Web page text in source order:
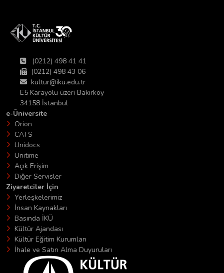
(0212) 498 41 41
(0212) 498 43 06
kultur@iku.edu.tr
E5 Karayolu üzeri Bakırköy
34158 İstanbul
e-Üniversite
Orion
CATS
Unidocs
Unitime
Açık Erişim
Diğer Servisler
Ziyaretciler İçin
Yerleşkelerimiz
İnsan Kaynakları
Basında İKÜ
Kültür Ajandası
Kültür Eğitim Kurumları
İhale ve Satın Alma Duyuruları